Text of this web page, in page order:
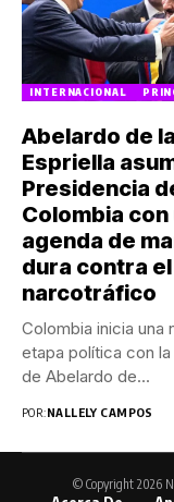
INTERNACIONAL
Abelardo de la
Espriella
Presidencia
Colombia con
agenda de
dura contra el
narcotráfico
Colombia inicia una
etapa política con la
de Abelardo de...
POR:NALLELY CAMPOS
© Copyright 2026